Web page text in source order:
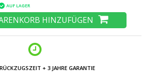
AUF LAGER
HINZUFÜGEN
+ 3 JAHRE GARANTIE